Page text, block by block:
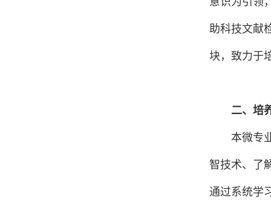
助科技文献
块，致力于
二、培
本微专
智技术、了
通过系统学